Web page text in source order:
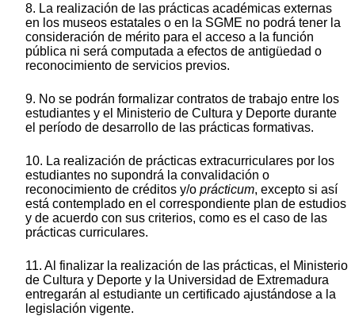
8. La realización de las prácticas académicas externas
en los museos estatales o en la SGME no podrá tener la
consideración de mérito para el acceso a la función
pública ni será computada a efectos de antigüedad o
reconocimiento de servicios previos.
9. No se podrán formalizar contratos de trabajo entre los
estudiantes y el Ministerio de Cultura y Deporte durante
el período de desarrollo de las prácticas formativas.
10. La realización de prácticas extracurriculares por los
estudiantes no supondrá la convalidación o
reconocimiento de créditos y/o prácticum, excepto si así
está contemplado en el correspondiente plan de estudios
y de acuerdo con sus criterios, como es el caso de las
prácticas curriculares.
11. Al finalizar la realización de las prácticas, el Ministerio
de Cultura y Deporte y la Universidad de Extremadura
entregarán al estudiante un certificado ajustándose a la
legislación vigente.